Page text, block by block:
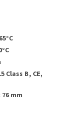
Class B, CE,
76 mm